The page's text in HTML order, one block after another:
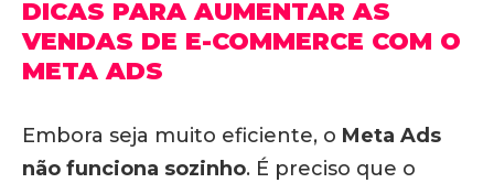
DICAS PARA AUMENTAR AS
VENDAS DE E-COMMERCE COM O
META ADS
Embora seja muito eficiente, o Meta Ads
não funciona sozinho. É preciso que o